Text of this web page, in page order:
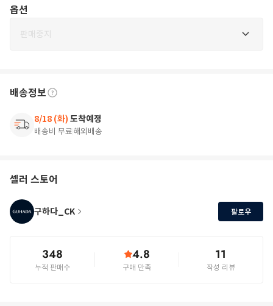
옵션
판매중지
배송정보
8/18 (화) 도착예정
배송비 무료해외배송
셀러 스토어
구하다_CK 팔로우
348
누적 판매수
4.8
구매 만족
11
작성 리뷰